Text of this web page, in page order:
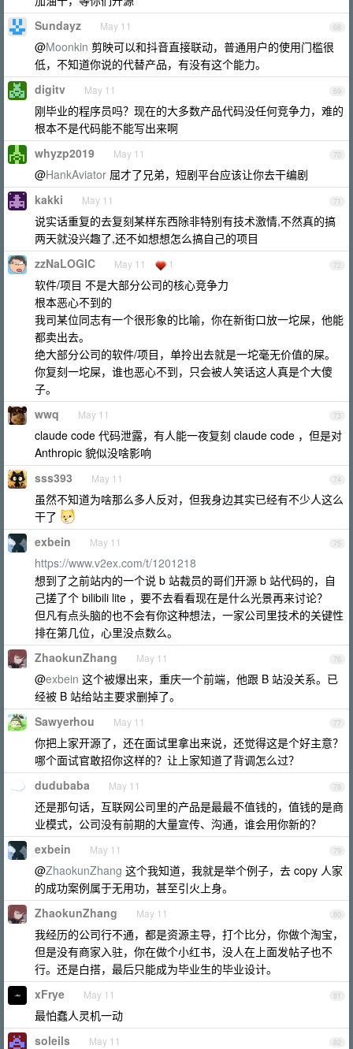
68
Sundayz May 11
@Moonkin 剪映可以和抖音直接联动，普通用户的使用门槛很
低，不知道你说的代替产品，有没有这个能力。
69
digitv May 11
刚毕业的程序员吗？现在的大多数产品代码没任何竞争力，难的
根本不是代码能不能写出来啊
70
whyzp2019 May 11
@HankAviator 屈才了兄弟，短剧平台应该让你去干编剧
71
kakki May 11
说实话重复的去复刻某样东西除非特别有技术激情,不然真的搞
两天就没兴趣了,还不如想想怎么搞自己的项目
72
zzNaLOGIC May 11 1
软件/项目 不是大部分公司的核心竞争力
根本恶心不到的
我司某位同志有一个很形象的比喻，你在新街口放一坨屎，他能
都卖出去。
绝大部分公司的软件/项目，单拎出去就是一坨毫无价值的屎。
你复刻一坨屎，谁也恶心不到，只会被人笑话这人真是个大傻
子。
73
wwq May 11
claude code 代码泄露，有人能一夜复刻 claude code ，但是对
Anthropic 貌似没啥影响
74
sss393 May 11
虽然不知道为啥那么多人反对，但我身边其实已经有不少人这么
干了
75
exbein May 11
https://www.v2ex.com/t/1201218
想到了之前站内的一个说 b 站裁员的哥们开源 b 站代码的，自
己搓了个 bilibili lite ，要不去看看现在是什么光景再来讨论？
但凡有点头脑的也不会有你这种想法，一家公司里技术的关键性
排在第几位，心里没点数么。
76
ZhaokunZhang May 11
@exbein 这个被爆出来，重庆一个前端，他跟 B 站没关系。已
经被 B 站给站主要求删掉了。
77
Sawyerhou May 11
你把上家开源了，还在面试里拿出来说，还觉得这是个好主意？
哪个面试官敢招你这样的？让上家知道了背调怎么过？
78
dudubaba May 11
还是那句话，互联网公司里的产品是最最不值钱的，值钱的是商
业模式，公司没有前期的大量宣传、沟通，谁会用你新的？
79
exbein May 11
@ZhaokunZhang 这个我知道，我就是举个例子，去 copy 人家
的成功案例属于无用功，甚至引火上身。
80
ZhaokunZhang May 11
我经历的公司行不通，都是资源主导，打个比分，你做个淘宝，
但是没有商家入驻，你在做个小红书，没人在上面发帖子也不
行。还是白搭，最后只能成为毕业生的毕业设计。
81
xFrye May 11
最怕蠢人灵机一动
82
soleils May 11